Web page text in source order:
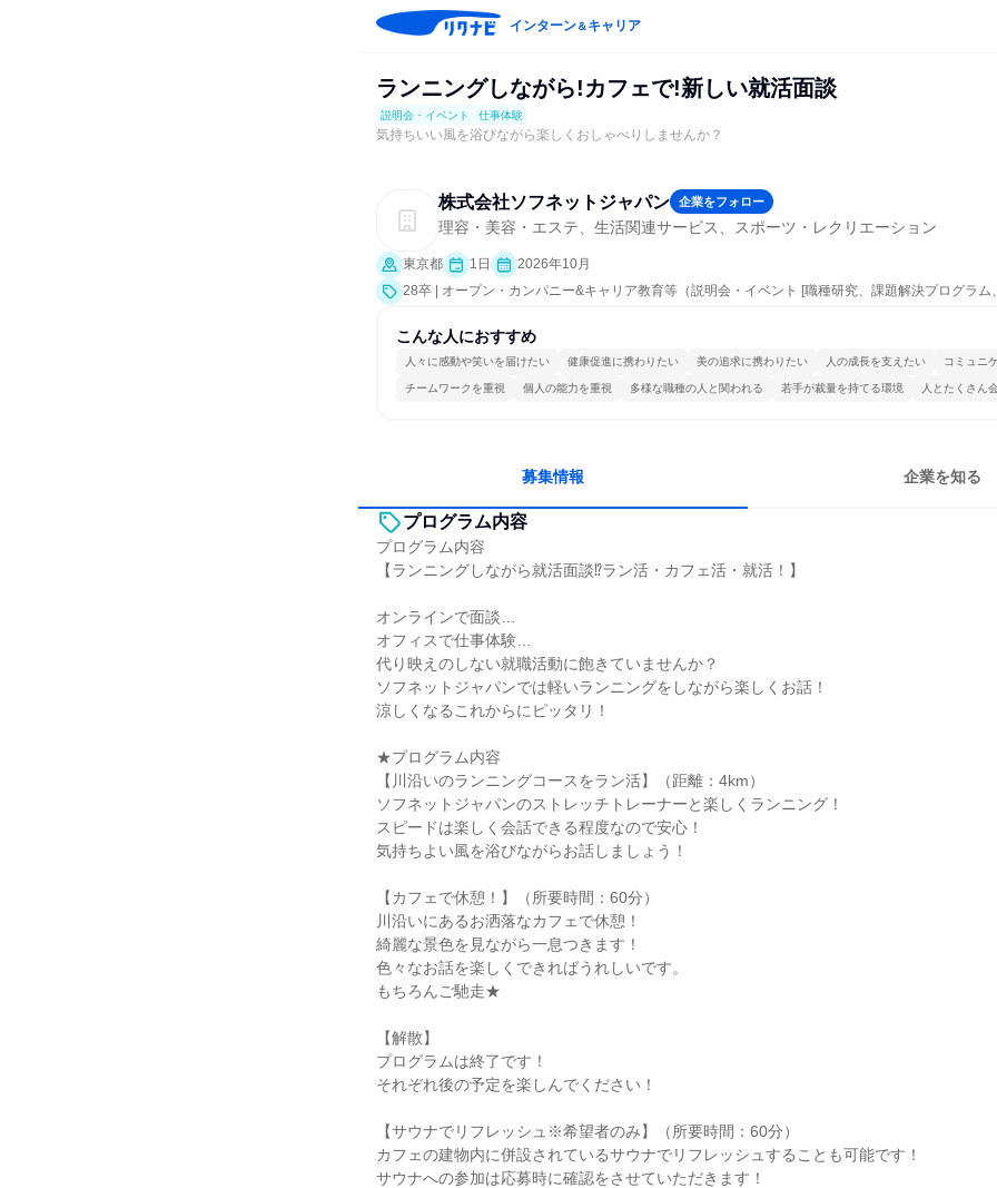
インターン＆キャリア
ランニングしながら!カフェで!新しい就活面談
説明会・イベント 仕事体験
気持ちいい風を浴びながら楽しくおしゃべりしませんか？
株式会社ソフネットジャパン 企業をフォロー
理容・美容・エステ、生活関連サービス、スポーツ・レクリエーション
東京都 1日
2026年10月
28卒 | オープン・カンパニー&キャリア教育等（説明会・イベント [職種研究、課題解決プログラム
こんな人におすすめ
人々に感動や笑いを届けたい 健康促進に携わりたい 美の追求に携わりたい 人の成長を支えたい コミュニ
チームワークを重視 個人の能力を重視 多様な職種の人と関われる 若手が裁量を持てる環境 人とたくさん
募集情報 企業を知る
プログラム内容
プログラム内容
【ランニングしながら就活面談⁉ラン活・カフェ活・就活！】
オンラインで面談…
オフィスで仕事体験…
代り映えのしない就職活動に飽きていませんか？
ソフネットジャパンでは軽いランニングをしながら楽しくお話！
涼しくなるこれからにピッタリ！
★プログラム内容
【川沿いのランニングコースをラン活】（距離：4km）
ソフネットジャパンのストレッチトレーナーと楽しくランニング！
スピードは楽しく会話できる程度なので安心！
気持ちよい風を浴びながらお話しましょう！
【カフェで休憩！】（所要時間：60分）
川沿いにあるお洒落なカフェで休憩！
綺麗な景色を見ながら一息つきます！
色々なお話を楽しくできればうれしいです。
もちろんご馳走★
【解散】
プログラムは終了です！
それぞれ後の予定を楽しんでください！
【サウナでリフレッシュ※希望者のみ】（所要時間：60分）
カフェの建物内に併設されているサウナでリフレッシュすることも可能です！
サウナへの参加は応募時に確認をさせていただきます！